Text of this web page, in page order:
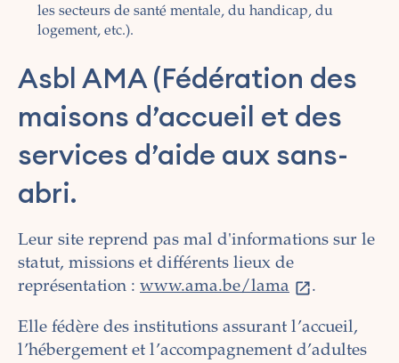
les secteurs de santé mentale, du handicap, du
logement, etc.).
Asbl AMA (Fédération des
maisons d’accueil et des
services d’aide aux sans-
abri.
Leur site reprend pas mal d'informations sur le
statut, missions et différents lieux de
représentation : www.ama.be/lama .
Elle fédère des institutions assurant l’accueil,
l’hébergement et l’accompagnement d’adultes